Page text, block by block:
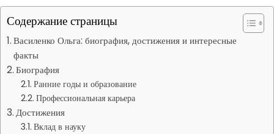
Содержание страницы
Василенко Ольга: биография, достижения и интересные
факты
Биография
Ранние годы и образование
Профессиональная карьера
Достижения
Вклад в науку